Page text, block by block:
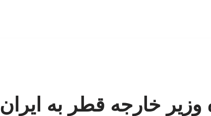
خارجه قطر به ایران